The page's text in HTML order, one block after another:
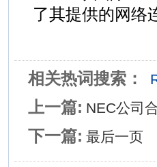
了其提供的网络
相关热词搜索：
上一篇: NEC公司
下一篇: 最后一页